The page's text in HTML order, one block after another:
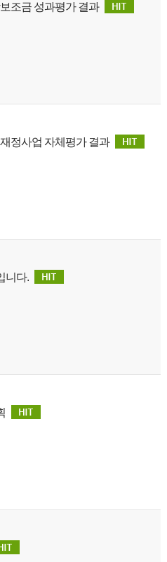
조금 성과평가 결과
정사업 자체평가 결과
니다.